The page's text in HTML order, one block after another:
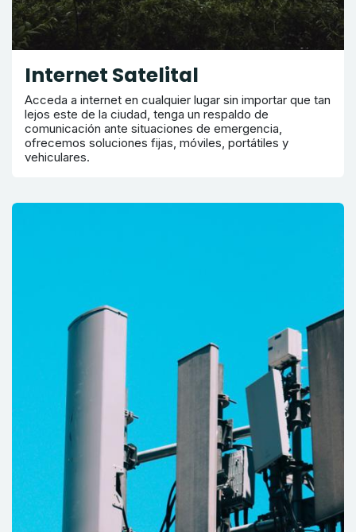
Internet Satelital
Acceda a internet en cualquier lugar sin importar que tan
lejos este de la ciudad, tenga un respaldo de
comunicación ante situaciones de emergencia,
ofrecemos soluciones fijas, móviles, portátiles y
vehiculares.